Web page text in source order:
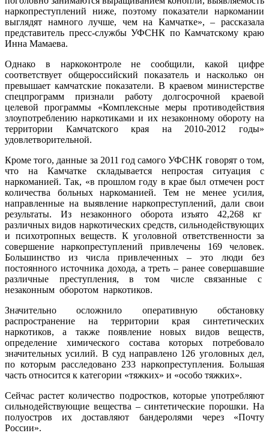
наркопреступлений ниже, поэтому показатели наркомании
выглядят намного лучше, чем на Камчатке», – рассказала
представитель пресс-службы УФСНК по Камчатскому краю
Инна Мамаева.
Однако в наркоконтроле не сообщили, какой цифре
соответствует общероссийский показатель и насколько он
превышает камчатские показатели. В краевом министерстве
спецпрограмм признали работу долгосрочной краевой
целевой программы «Комплексные меры противодействия
злоупотреблению наркотиками и их незаконному обороту на
территории Камчатского края на 2010-2012 годы»
удовлетворительной.
Кроме того, данные за 2011 год самого УФСНК говорят о том,
что на Камчатке складывается непростая ситуация с
наркоманией. Так, «в прошлом году в крае был отмечен рост
количества больных наркоманией. Тем не менее усилия,
направленные на выявление наркопреступлений, дали свои
результаты. Из незаконного оборота изъято 42,268 кг
различных видов наркотических средств, сильнодействующих
и психотропных веществ. К уголовной ответственности за
совершение наркопреступлений привлечены 169 человек.
Большинство из числа привлеченных – это люди без
постоянного источника дохода, а треть – ранее совершавшие
различные преступления, в том числе связанные с
незаконным оборотом наркотиков.
Значительно осложнило оперативную обстановку
распространение на территории края синтетических
наркотиков, а также появление новых видов веществ,
определение химического состава которых потребовало
значительных усилий. В суд направлено 126 уголовных дел,
по которым расследовано 233 наркопреступления. Большая
часть относится к категории «тяжких» и «особо тяжких».
Сейчас растет количество подростков, которые употребляют
сильнодействующие вещества – синтетические порошки. На
полуостров их доставляют бандеролями через «Почту
России».